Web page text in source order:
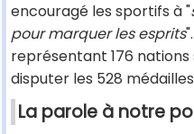
encouragé les sportifs à "
pour marquer les esprits
représentant 176
disputer les 528
La parole à notre